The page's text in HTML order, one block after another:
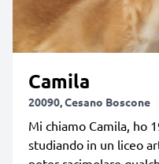
Camila
20090, Cesano Boscone
Mi chiamo Camila, ho
studiando in un liceo